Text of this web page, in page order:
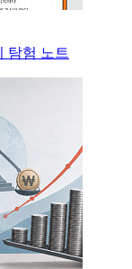
탐험 노트